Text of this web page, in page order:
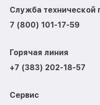
Служба технической
7 (800) 101-17-59
Горячая линия
+7 (383) 202-18-57
Сервис